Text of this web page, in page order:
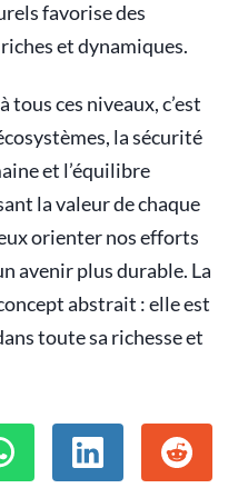
favorise des
et dynamiques.
ces niveaux, c’est
la sécurité
et l’équilibre
la valeur de chaque
orienter nos efforts
avenir plus durable. La
abstrait : elle est
toute sa richesse et